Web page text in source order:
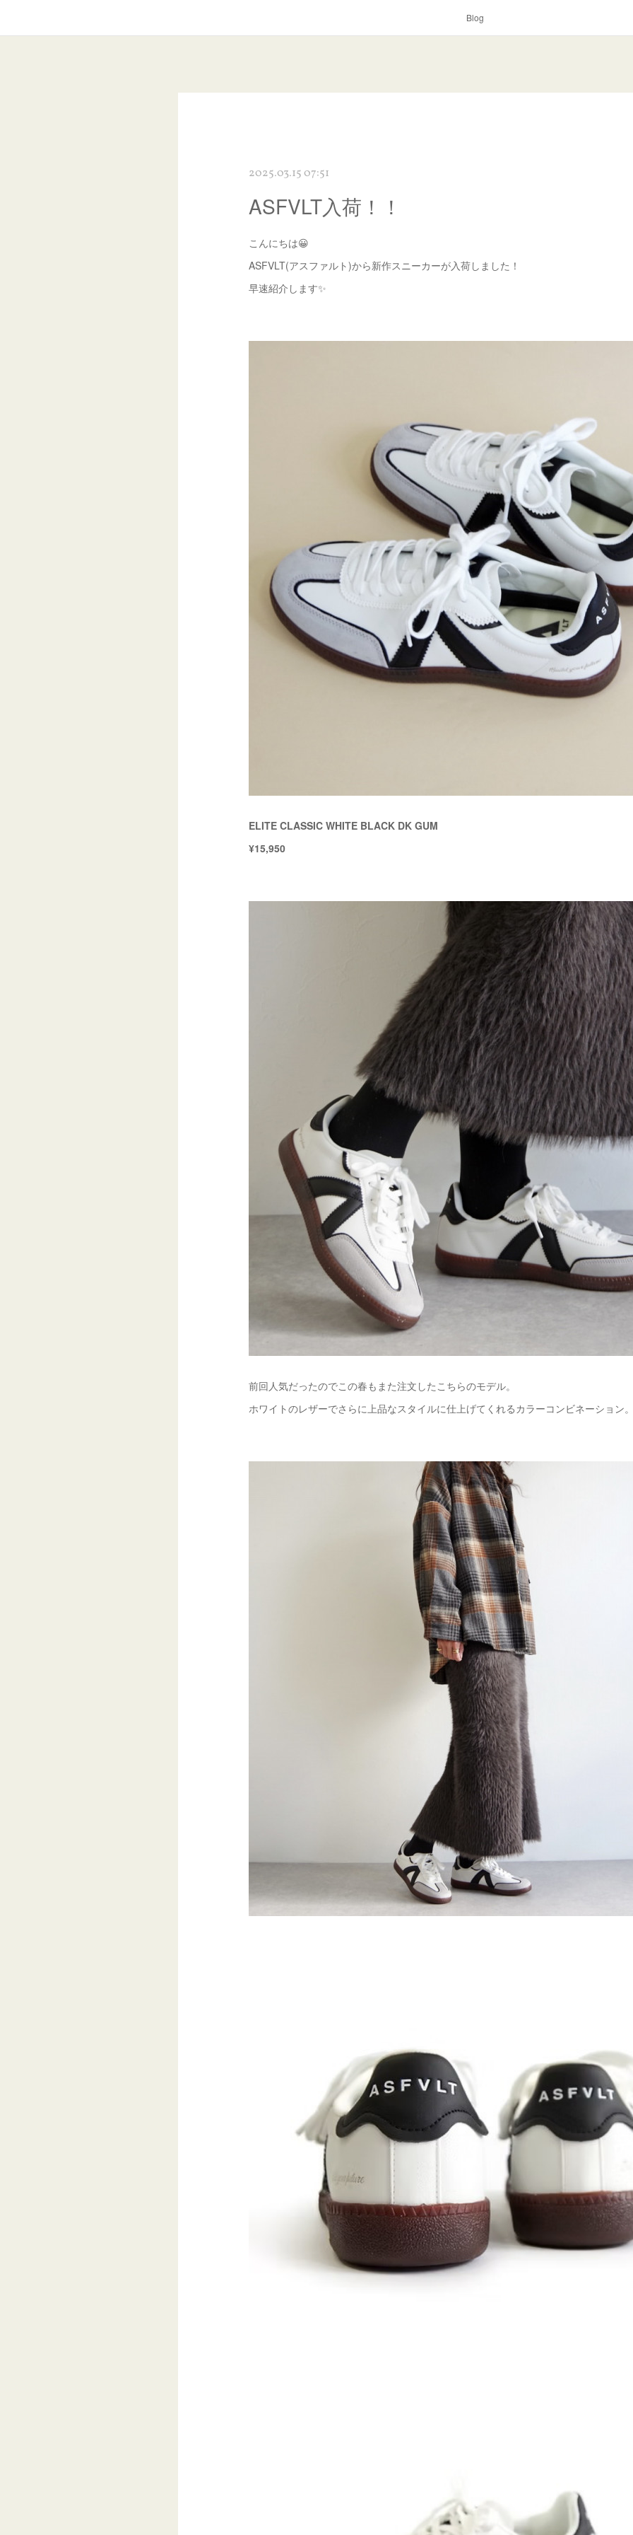
Blog
2025.03.15 07:51
ASFVLT入荷！！
こんにちは😀
ASFVLT(アスファルト)から新作スニーカーが入荷しました！
早速紹介します✨
ELITE CLASSIC WHITE BLACK DK GUM
¥15,950
前回人気だったのでこの春もまた注文したこちらのモデル。
ホワイトのレザーでさらに上品なスタイルに仕上げてくれるカラーコンビネーション